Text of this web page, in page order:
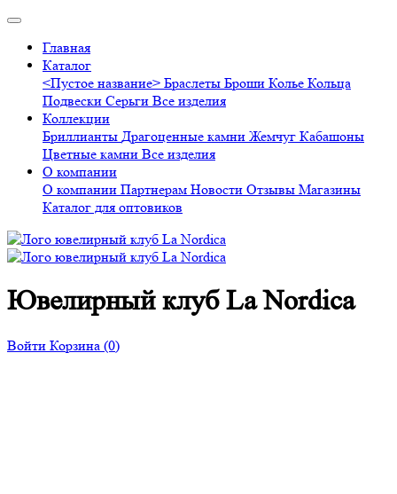
Главная
Каталог
<Пустое название> Браслеты Броши Колье Кольца
Подвески Серьги Все изделия
Коллекции
Бриллианты Драгоценные камни Жемчуг Кабашоны
Цветные камни Все изделия
О компании
О компании Партнерам Новости Отзывы Магазины
Каталог для оптовиков
Ювелирный клуб La Nordica
Войти Корзина (0)